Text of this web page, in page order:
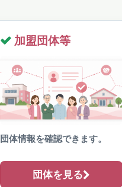
加盟団体等
団体情報を確認できます。
団体を見る